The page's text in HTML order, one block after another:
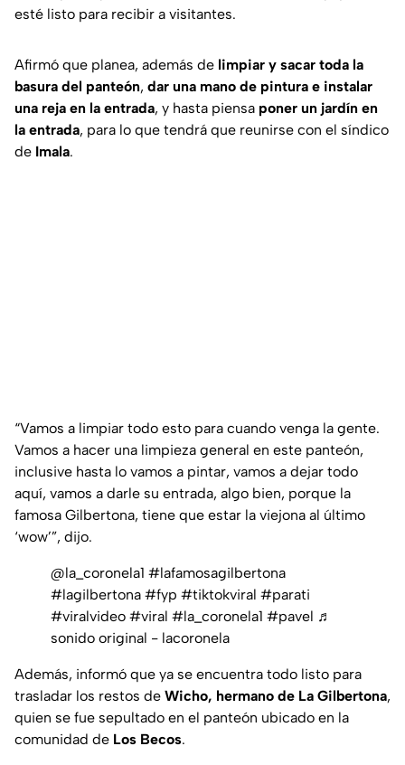
esté listo para recibir a visitantes.
Afirmó que planea, además de limpiar y sacar toda la
basura del panteón, dar una mano de pintura e instalar
una reja en la entrada, y hasta piensa poner un jardín en
la entrada, para lo que tendrá que reunirse con el síndico
de Imala.
“Vamos a limpiar todo esto para cuando venga la gente.
Vamos a hacer una limpieza general en este panteón,
inclusive hasta lo vamos a pintar, vamos a dejar todo
aquí, vamos a darle su entrada, algo bien, porque la
famosa Gilbertona, tiene que estar la viejona al último
‘wow’”, dijo.
@la_coronela1 #lafamosagilbertona
#lagilbertona #fyp #tiktokviral #parati
#viralvideo #viral #la_coronela1 #pavel ♬
sonido original - lacoronela
Además, informó que ya se encuentra todo listo para
trasladar los restos de Wicho, hermano de La Gilbertona,
quien se fue sepultado en el panteón ubicado en la
comunidad de Los Becos.